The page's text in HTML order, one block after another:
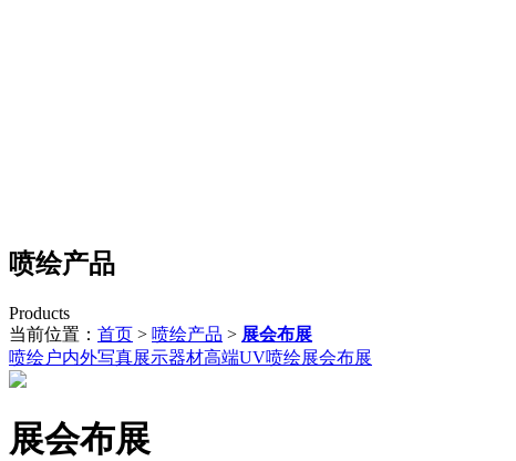
喷绘产品
Products
当前位置： 首页 > 喷绘产品 > 展会布展
喷绘户内外写真展示器材高端UV喷绘展会布展
展会布展